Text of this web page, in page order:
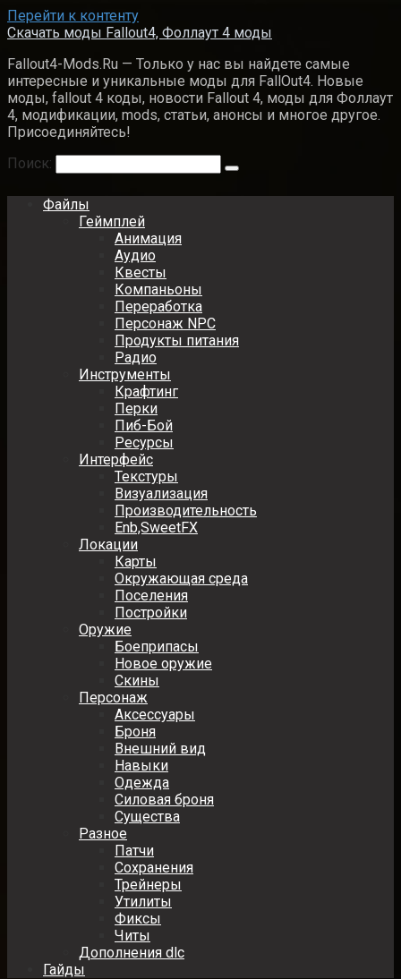
Перейти к контенту
Скачать моды Fallout4, Фоллаут 4 моды
Fallout4-Mods.Ru — Только у нас вы найдете самые
интересные и уникальные моды для FallOut4. Новые
моды, fallout 4 коды, новости Fallout 4, моды для Фоллаут
4, модификации, mods, статьи, анонсы и многое другое.
Присоединяйтесь!
Поиск:
Файлы
Геймплей
Анимация
Аудио
Квесты
Компаньоны
Переработка
Персонаж NPC
Продукты питания
Радио
Инструменты
Крафтинг
Перки
Пиб-Бой
Ресурсы
Интерфейс
Текстуры
Визуализация
Производительность
Enb,SweetFX
Локации
Карты
Окружающая среда
Поселения
Постройки
Оружие
Боеприпасы
Новое оружие
Скины
Персонаж
Аксессуары
Броня
Внешний вид
Навыки
Одежда
Силовая броня
Существа
Разное
Патчи
Сохранения
Трейнеры
Утилиты
Фиксы
Читы
Дополнения dlc
Гайды